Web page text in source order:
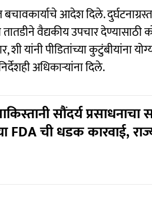
आदेश दिले.
वैद्यकीय उपचार देण्यासाठी
यांनी पीडितांच्या कुटुंबीयांना
अधिकाऱ्यांना दिले.
सौंदर्य प्रसाधनाचा
FDA ची धडक कारवाई,